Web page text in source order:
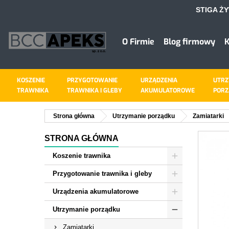
STIGA
O Firmie Blog firmowy
KOSZENIE
TRAWNIKA
PRZYGOTOWANIE
TRAWNIKA I GLEBY
URZĄDZENIA
AKUMULATOROWE
Strona główna Utrzymanie porządku Zamiatarki
STRONA GŁÓWNA
Koszenie trawnika
Przygotowanie trawnika i gleby
Urządzenia akumulatorowe
Utrzymanie porządku
Zamiatarki